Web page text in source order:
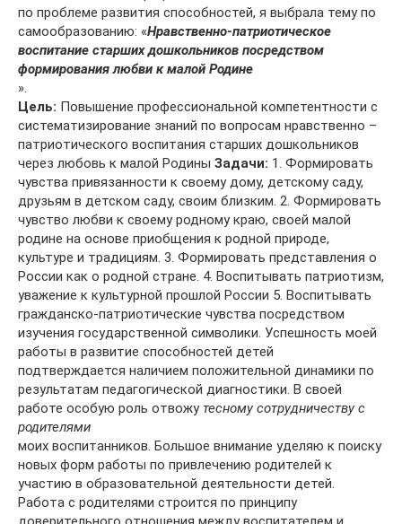
по проблеме развития способностей, я выбрала тему по
самообразованию: «Нравственно-патриотическое
воспитание старших дошкольников посредством
формирования любви к малой Родине
».
Цель: Повышение профессиональной компетентности с
систематизирование знаний по вопросам нравственно –
патриотического воспитания старших дошкольников
через любовь к малой Родины Задачи: 1. Формировать
чувства привязанности к своему дому, детскому саду,
друзьям в детском саду, своим близким. 2. Формировать
чувство любви к своему родному краю, своей малой
родине на основе приобщения к родной природе,
культуре и традициям. 3. Формировать представления о
России как о родной стране. 4. Воспитывать патриотизм,
уважение к культурной прошлой России 5. Воспитывать
гражданско-патриотические чувства посредством
изучения государственной символики. Успешность моей
работы в развитие способностей детей
подтверждается наличием положительной динамики по
результатам педагогической диагностики. В своей
работе особую роль отвожутесному сотрудничеству с
родителями
моих воспитанников. Большое внимание уделяю к поиску
новых форм работы по привлечению родителей к
участию в образовательной деятельности детей.
Работа с родителями строится по принципу